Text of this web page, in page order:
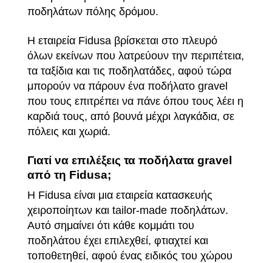
ποδηλάτων πόλης δρόμου.
Η εταιρεία Fidusa βρίσκεται στο πλευρό
όλων εκείνων που λατρεύουν την περιπέτεια,
τα ταξίδια και τις ποδηλατάδες, αφού τώρα
μπορούν να πάρουν ένα ποδήλατο gravel
που τους επιτρέπει να πάνε όπου τους λέει η
καρδιά τους, από βουνά μέχρι λαγκάδια, σε
πόλεις και χωριά.
Γιατί να επιλέξεις τα ποδήλατα gravel
από τη Fidusa;
Η Fidusa είναι μια εταιρεία κατασκευής
χειροποίητων και tailor-made ποδηλάτων.
Αυτό σημαίνει ότι κάθε κομμάτι του
ποδηλάτου έχει επιλεχθεί, φτιαχτεί και
τοποθετηθεί, αφού ένας ειδικός του χώρου